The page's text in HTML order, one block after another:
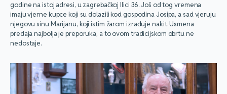
godine na istoj adresi, u zagrebačkoj Ilici 36. Još od tog vremena
imaju vjerne kupce koji su dolazili kod gospodina Josipa, a sad vjeruju
njegovu sinu Marijanu, koji istim žarom izrađuje nakit. Usmena
predaja najbolja je preporuka, a to ovom tradicijskom obrtu ne
nedostaje.